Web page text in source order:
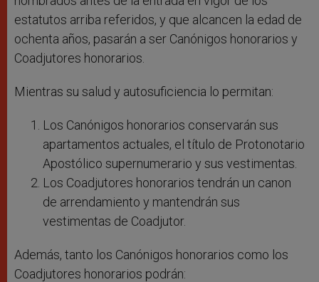
estatutos arriba referidos, y que alcancen la edad de
ochenta años, pasarán a ser Canónigos honorarios y
Coadjutores honorarios.
Mientras su salud y autosuficiencia lo permitan:
Los Canónigos honorarios conservarán sus
apartamentos actuales, el título de Protonotario
Apostólico supernumerario y sus vestimentas.
Los Coadjutores honorarios tendrán un canon
de arrendamiento y mantendrán sus
vestimentas de Coadjutor.
Además, tanto los Canónigos honorarios como los
Coadjutores honorarios podrán: